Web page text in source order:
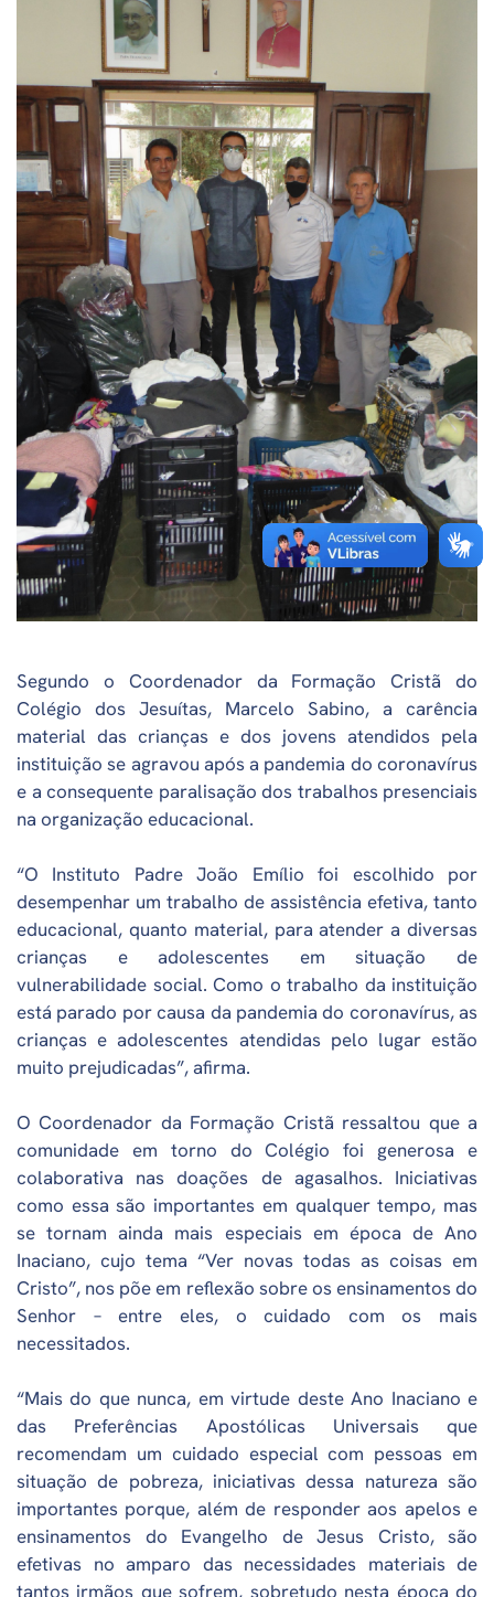
Segundo o Coordenador da Formação Cristã do
Colégio dos Jesuítas, Marcelo Sabino, a carência
material das crianças e dos jovens atendidos pela
instituição se agravou após a pandemia do coronavírus
e a consequente paralisação dos trabalhos presenciais
na organização educacional.
“O Instituto Padre João Emílio foi escolhido por
desempenhar um trabalho de assistência efetiva, tanto
educacional, quanto material, para atender a diversas
crianças e adolescentes em situação de
vulnerabilidade social. Como o trabalho da instituição
está parado por causa da pandemia do coronavírus, as
crianças e adolescentes atendidas pelo lugar estão
muito prejudicadas”, afirma.
O Coordenador da Formação Cristã ressaltou que a
comunidade em torno do Colégio foi generosa e
colaborativa nas doações de agasalhos. Iniciativas
como essa são importantes em qualquer tempo, mas
se tornam ainda mais especiais em época de Ano
Inaciano, cujo tema “Ver novas todas as coisas em
Cristo”, nos põe em reflexão sobre os ensinamentos do
Senhor – entre eles, o cuidado com os mais
necessitados.
“Mais do que nunca, em virtude deste Ano Inaciano e
das Preferências Apostólicas Universais que
recomendam um cuidado especial com pessoas em
situação de pobreza, iniciativas dessa natureza são
importantes porque, além de responder aos apelos e
ensinamentos do Evangelho de Jesus Cristo, são
efetivas no amparo das necessidades materiais de
tantos irmãos que sofrem, sobretudo nesta época do